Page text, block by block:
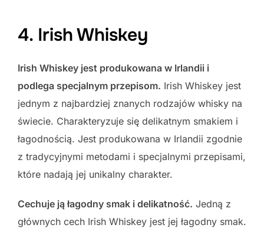
4. Irish Whiskey
Irish Whiskey jest produkowana w Irlandii i
podlega specjalnym przepisom. Irish Whiskey jest
jednym z najbardziej znanych rodzajów whisky na
świecie. Charakteryzuje się delikatnym smakiem i
łagodnością. Jest produkowana w Irlandii zgodnie
z tradycyjnymi metodami i specjalnymi przepisami,
które nadają jej unikalny charakter.
Cechuje ją łagodny smak i delikatność. Jedną z
głównych cech Irish Whiskey jest jej łagodny smak.